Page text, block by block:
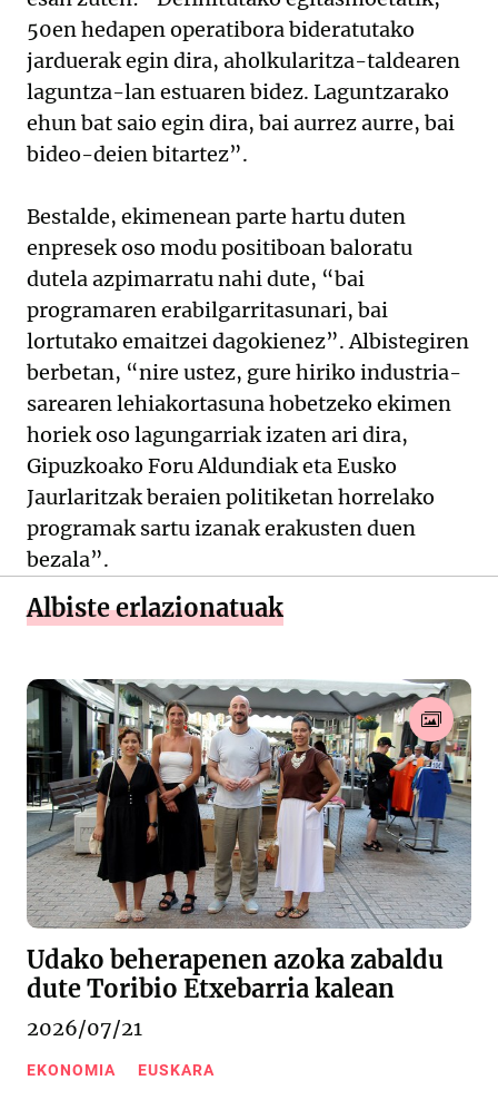
50en hedapen operatibora bideratutako
jarduerak egin dira, aholkularitza-taldearen
laguntza-lan estuaren bidez. Laguntzarako
ehun bat saio egin dira, bai aurrez aurre, bai
bideo-deien bitartez”.
Bestalde, ekimenean parte hartu duten
enpresek oso modu positiboan baloratu
dutela azpimarratu nahi dute, “bai
programaren erabilgarritasunari, bai
lortutako emaitzei dagokienez”. Albistegiren
berbetan, “nire ustez, gure hiriko industria-
sarearen lehiakortasuna hobetzeko ekimen
horiek oso lagungarriak izaten ari dira,
Gipuzkoako Foru Aldundiak eta Eusko
Jaurlaritzak beraien politiketan horrelako
programak sartu izanak erakusten duen
bezala”.
Albiste erlazionatuak
Udako beherapenen azoka zabaldu
dute Toribio Etxebarria kalean
2026/07/21
EKONOMIA EUSKARA